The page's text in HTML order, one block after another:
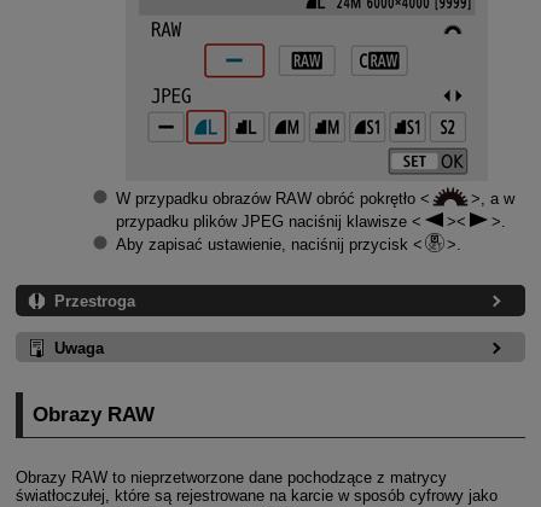
W przypadku obrazów RAW obróć pokrętło
, a w
przypadku plików JPEG naciśnij klawisze
.
Aby zapisać ustawienie, naciśnij przycisk
.
Przestroga
Uwaga
Obrazy RAW
Obrazy RAW to nieprzetworzone dane pochodzące z matrycy
światłoczułej, które są rejestrowane na karcie w sposób cyfrowy jako